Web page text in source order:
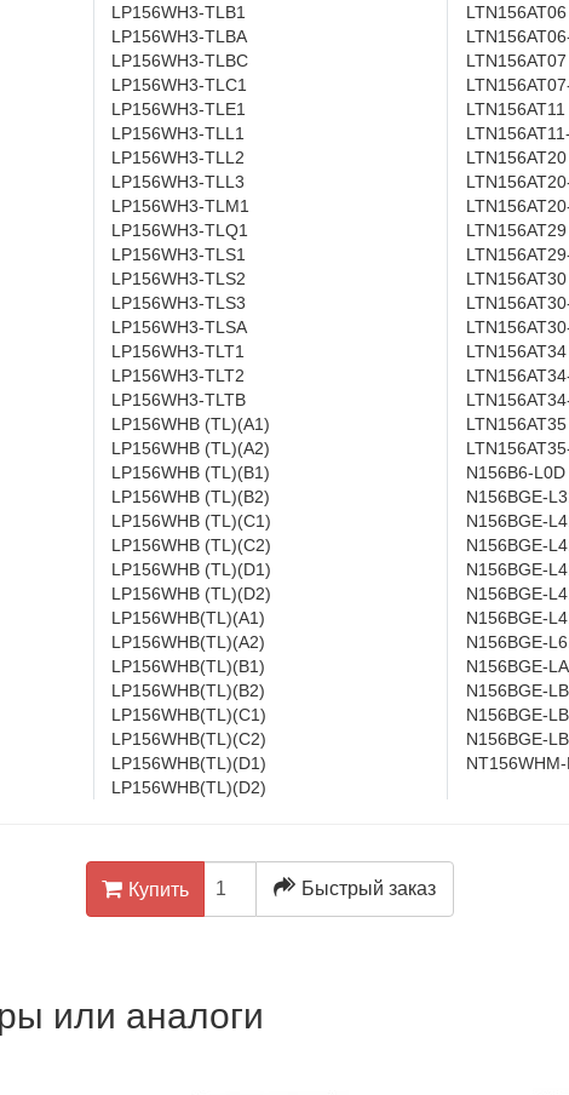
LP156WH3-TLB1
LP156WH3-TLBA
LP156WH3-TLBC
LP156WH3-TLC1
LP156WH3-TLE1
LP156WH3-TLL1
LP156WH3-TLL2
LP156WH3-TLL3
LP156WH3-TLM1
LP156WH3-TLQ1
LP156WH3-TLS1
LP156WH3-TLS2
LP156WH3-TLS3
LP156WH3-TLSA
LP156WH3-TLT1
LP156WH3-TLT2
LP156WH3-TLTB
LP156WHB (TL)(A1)
LP156WHB (TL)(A2)
LP156WHB (TL)(B1)
LP156WHB (TL)(B2)
LP156WHB (TL)(C1)
LP156WHB (TL)(C2)
LP156WHB (TL)(D1)
LP156WHB (TL)(D2)
LP156WHB(TL)(A1)
LP156WHB(TL)(A2)
LP156WHB(TL)(B1)
LP156WHB(TL)(B2)
LP156WHB(TL)(C1)
LP156WHB(TL)(C2)
LP156WHB(TL)(D1)
LP156WHB(TL)(D2)
LTN156AT06
LTN156AT07
LTN156AT11
LTN156AT20
LTN156AT29
LTN156AT30
LTN156AT34
LTN156AT35
N156B6-L0D
N156BGE-
N156BGE-
N156BGE-
N156BGE-
N156BGE-
N156BGE-
N156BGE-
N156BGE-
N156BGE-
N156BGE-
N156BGE-
Купить Быстрый заказ
или аналоги